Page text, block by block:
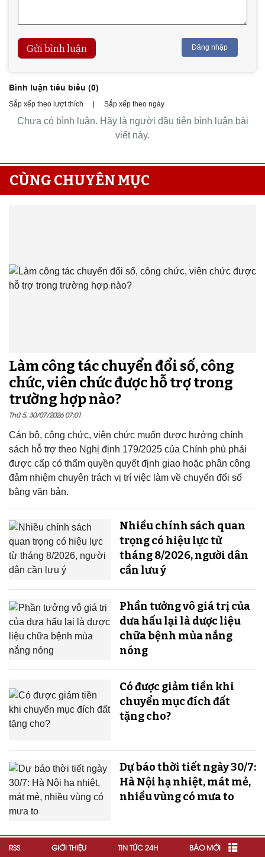
Gửi bình luận Đăng nhập
Bình luận tiêu biểu (0)
Sắp xếp theo lượt thích Sắp xếp theo ngày
Chưa có bình luận. Hãy là người đầu tiên bình luận bài
viết này.
CÙNG CHUYÊN MỤC
Làm công tác chuyển đổi số, công
chức, viên chức được hỗ trợ trong
trường hợp nào?
Thứ 5, 30/07/2026 07:01
Cán bộ, công chức, viên chức muốn được hưởng chính
sách hỗ trợ theo Nghị định 179/2025 của Chính phủ phải
được cấp có thẩm quyền quyết định giao hoặc phân công
đảm nhiệm chuyên trách vị trí việc làm về chuyển đổi số
bằng văn bản.
Nhiều chính sách quan
trọng có hiệu lực từ
tháng 8/2026, người dân
cần lưu ý
Phần tưởng vô giá trị của
dưa hấu lại là dược liệu
chữa bệnh mùa nắng
nóng
Có được giảm tiền khi
chuyển mục đích đất
tặng cho?
Dự báo thời tiết ngày 30/7:
Hà Nội hạ nhiệt, mát mẻ,
nhiều vùng có mưa to
RSS GIỚI THIỆU TIN TỨC 24H BÁO MỚI